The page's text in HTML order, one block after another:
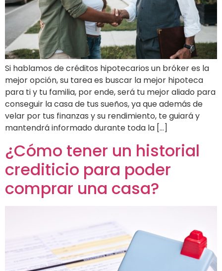
Si hablamos de créditos hipotecarios un bróker es la
mejor opción, su tarea es buscar la mejor hipoteca
para ti y tu familia, por ende, será tu mejor aliado para
conseguir la casa de tus sueños, ya que además de
velar por tus finanzas y su rendimiento, te guiará y
mantendrá informado durante toda la […]
¿Cómo tener un historial
crediticio para poder
comprar una casa?